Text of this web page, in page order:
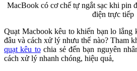
MacBook có cơ chế tự ngắt sạc khi pin
điện trực tiếp
Quạt Macbook kêu to khiến bạn lo lắng
đâu và cách xử lý nhưu thế nào? Tham
quạt kêu tochia sẻ đến bạn nguyên
cách xử lý nhanh chóng, hiệu quả,